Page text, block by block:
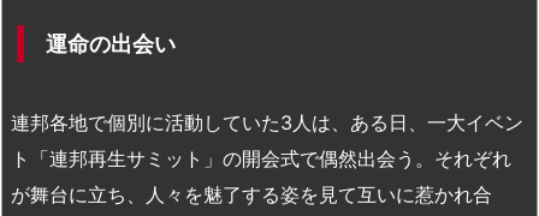
運命の出会い
連邦各地で個別に活動していた3人は、ある日、一大イベン
ト「連邦再生サミット」の開会式で偶然出会う。それぞれ
が舞台に立ち、人々を魅了する姿を見て互いに惹かれ合